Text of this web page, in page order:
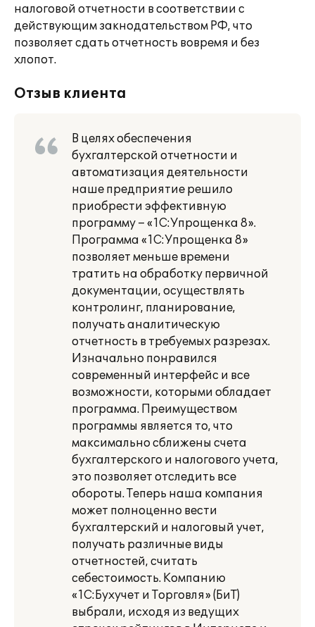
налоговой отчетности в соответствии с
действующим закнодательством РФ, что
позволяет сдать отчетность вовремя и без
хлопот.
Отзыв клиента
В целях обеспечения
бухгалтерской отчетности и
автоматизация деятельности
наше предприятие решило
приобрести эффективную
программу – «1С:Упрощенка 8».
Программа «1С:Упрощенка 8»
позволяет меньше времени
тратить на обработку первичной
документации, осуществлять
контролинг, планирование,
получать аналитическую
отчетность в требуемых разрезах.
Изначально понравился
современный интерфейс и все
возможности, которыми обладает
программа. Преимуществом
программы является то, что
максимально сближены счета
бухгалтерского и налогового учета,
это позволяет отследить все
обороты. Теперь наша компания
может полноценно вести
бухгалтерский и налоговый учет,
получать различные виды
отчетностей, считать
себестоимость. Компанию
«1С:Бухучет и Торговля» (БиТ)
выбрали, исходя из ведущих